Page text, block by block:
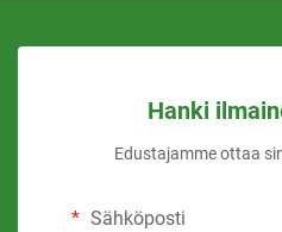
Hanki
Edustajamme ottaa
Sähköposti